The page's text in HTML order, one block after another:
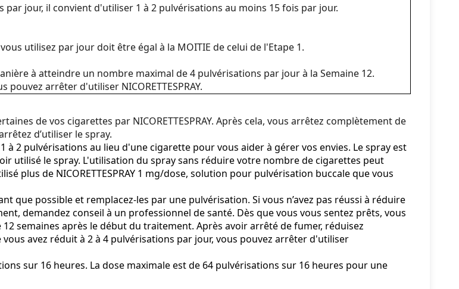
par jour, il convient d'utiliser 1 à 2 pulvérisations au moins 15 fois par jour.
utilisez par jour doit être égal à la MOITIE de celui de l'Etape 1.
à atteindre un nombre maximal de 4 pulvérisations par jour à la Semaine 12.
arrêter d'utiliser NICORETTESPRAY.
de vos cigarettes par NICORETTESPRAY. Après cela, vous arrêtez complètement de
d’utiliser le spray.
à 2 pulvérisations au lieu d'une cigarette pour vous aider à gérer vos envies. Le spray est
utilisé le spray. L'utilisation du spray sans réduire votre nombre de cigarettes peut
plus de NICORETTESPRAY 1 mg/dose, solution pour pulvérisation buccale que vous
que possible et remplacez-les par une pulvérisation. Si vous n’avez pas réussi à réduire
demandez conseil à un professionnel de santé. Dès que vous vous sentez prêts, vous
semaines après le début du traitement. Après avoir arrêté de fumer, réduisez
avez réduit à 2 à 4 pulvérisations par jour, vous pouvez arrêter d'utiliser
sur 16 heures. La dose maximale est de 64 pulvérisations sur 16 heures pour une